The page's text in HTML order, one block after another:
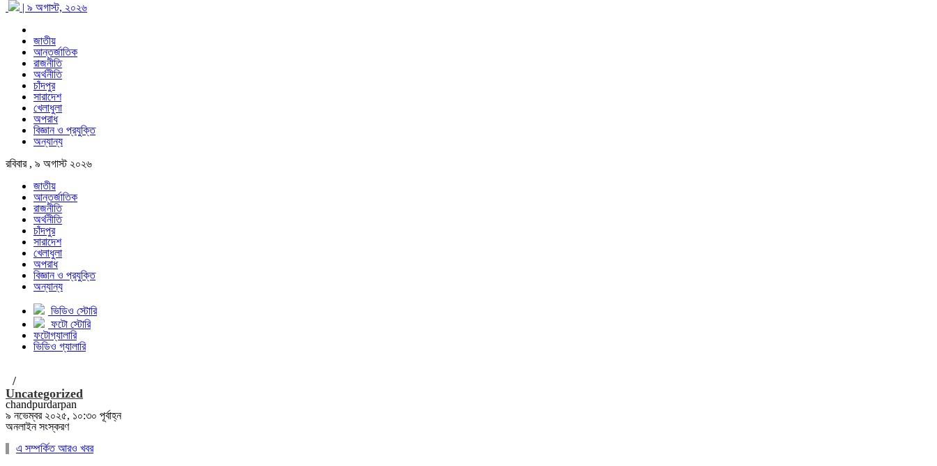
| ৯ অগাস্ট, ২০২৬
জাতীয়
আন্তর্জাতিক
রাজনীতি
অর্থনীতি
চাঁদপুর
সারাদেশ
খেলাধুলা
অপরাধ
বিজ্ঞান ও প্রযুক্তি
অন্যান্য
রবিবার , ৯ অগাস্ট ২০২৬
জাতীয়
আন্তর্জাতিক
রাজনীতি
অর্থনীতি
চাঁদপুর
সারাদেশ
খেলাধুলা
অপরাধ
বিজ্ঞান ও প্রযুক্তি
অন্যান্য
ভিডিও স্টোরি
ফটো স্টোরি
ফটোগ্যালারি
ভিডিও গ্যালারি
/
Uncategorized
chandpurdarpan
৯ নভেম্বর ২০২৫, ১০:৩০ পূর্বাহ্ন
অনলাইন সংস্করণ
এ সম্পর্কিত আরও খবর